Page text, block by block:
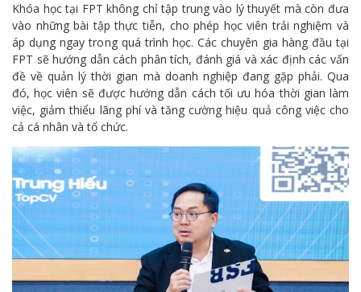
Khóa học tại FPT không chỉ tập trung vào lý thuyết mà còn đưa
vào những bài tập thực tiễn, cho phép học viên trải nghiệm và
áp dụng ngay trong quá trình học. Các chuyên gia hàng đầu tại
FPT sẽ hướng dẫn cách phân tích, đánh giá và xác định các vấn
đề về quản lý thời gian mà doanh nghiệp đang gặp phải. Qua
đó, học viên sẽ được hướng dẫn cách tối ưu hóa thời gian làm
việc, giảm thiểu lãng phí và tăng cường hiệu quả công việc cho
cả cá nhân và tổ chức.